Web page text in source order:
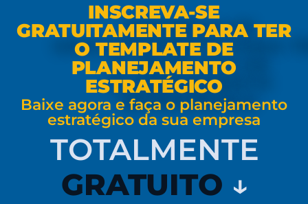
INSCREVA-SE
GRATUITAMENTE PARA TER
O TEMPLATE DE
PLANEJAMENTO
ESTRATÉGICO
Baixe agora e faça o planejamento
estratégico da sua empresa
TOTALMENTE
GRATUITO ↓